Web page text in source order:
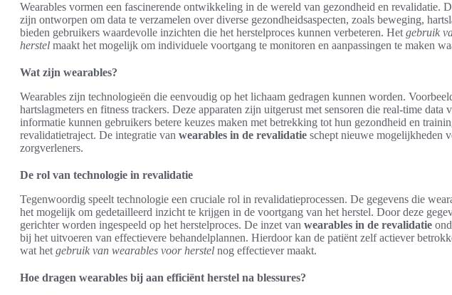
Wearables vormen een fascinerende ontwikkeling in de wereld van gezondheid en revalidatie.
zijn ontworpen om data te verzamelen over diverse gezondheidsaspecten, zoals beweging,
bieden gebruikers waardevolle inzichten die het herstelproces kunnen verbeteren. Het gebruik
herstel maakt het mogelijk om individuele voortgang te monitoren en aanpassingen te maken
Wat zijn wearables?
Wearables zijn technologieën die eenvoudig op het lichaam gedragen kunnen worden.
hartslagmeters en fitness trackers. Deze apparaten zijn uitgerust met sensoren die real-time data
informatie kunnen gebruikers betere keuzes maken met betrekking tot hun gezondheid en
revalidatietraject. De integratie van wearables in de revalidatie schept nieuwe mogelijkheden
zorgverleners.
De rol van technologie in revalidatie
Tegenwoordig speelt technologie een cruciale rol in revalidatieprocessen. De gegevens die
het mogelijk om gedetailleerd inzicht te krijgen in de voortgang van het herstel. Door deze
gerichter worden ingespeeld op het herstelproces. De inzet van wearables in de revalidatie
bij het uitvoeren van effectievere behandelplannen. Hierdoor kan de patiënt zelf actiever
wat het gebruik van wearables voor herstel nog effectiever maakt.
Hoe dragen wearables bij aan efficiënt herstel na blessures?